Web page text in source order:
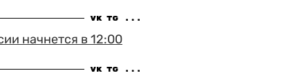
начнется в 12:00